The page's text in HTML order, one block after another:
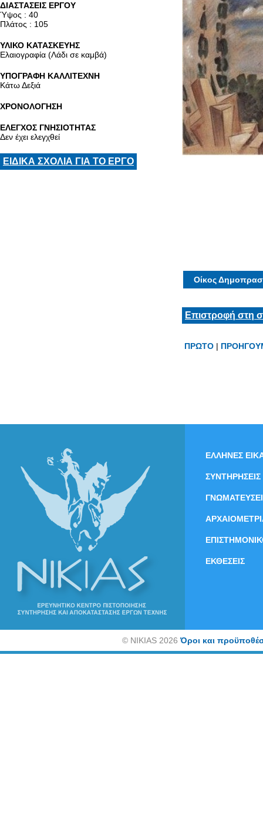
ΔΙΑΣΤΑΣΕΙΣ ΕΡΓΟΥ
Ύψος : 40
Πλάτος : 105
ΥΛΙΚΟ ΚΑΤΑΣΚΕΥΗΣ
Ελαιογραφία (Λάδι σε καμβά)
ΥΠΟΓΡΑΦΗ ΚΑΛΛΙΤΕΧΝΗ
Κάτω Δεξιά
ΧΡΟΝΟΛΟΓΗΣΗ
ΕΛΕΓΧΟΣ ΓΝΗΣΙΟΤΗΤΑΣ
Δεν έχει ελεγχθεί
ΕΙΔΙΚΑ ΣΧΟΛΙΑ ΓΙΑ ΤΟ ΕΡΓΟ
Οίκος
Επιστροφή στη
ΠΡΩΤΟ |
ΕΛΛΗΝΕΣ
ΣΥΝΤΗΡΗΣΕΙΣ
ΕΚΘΕΣΕΙΣ
©NIKIAS 2026Όροι και